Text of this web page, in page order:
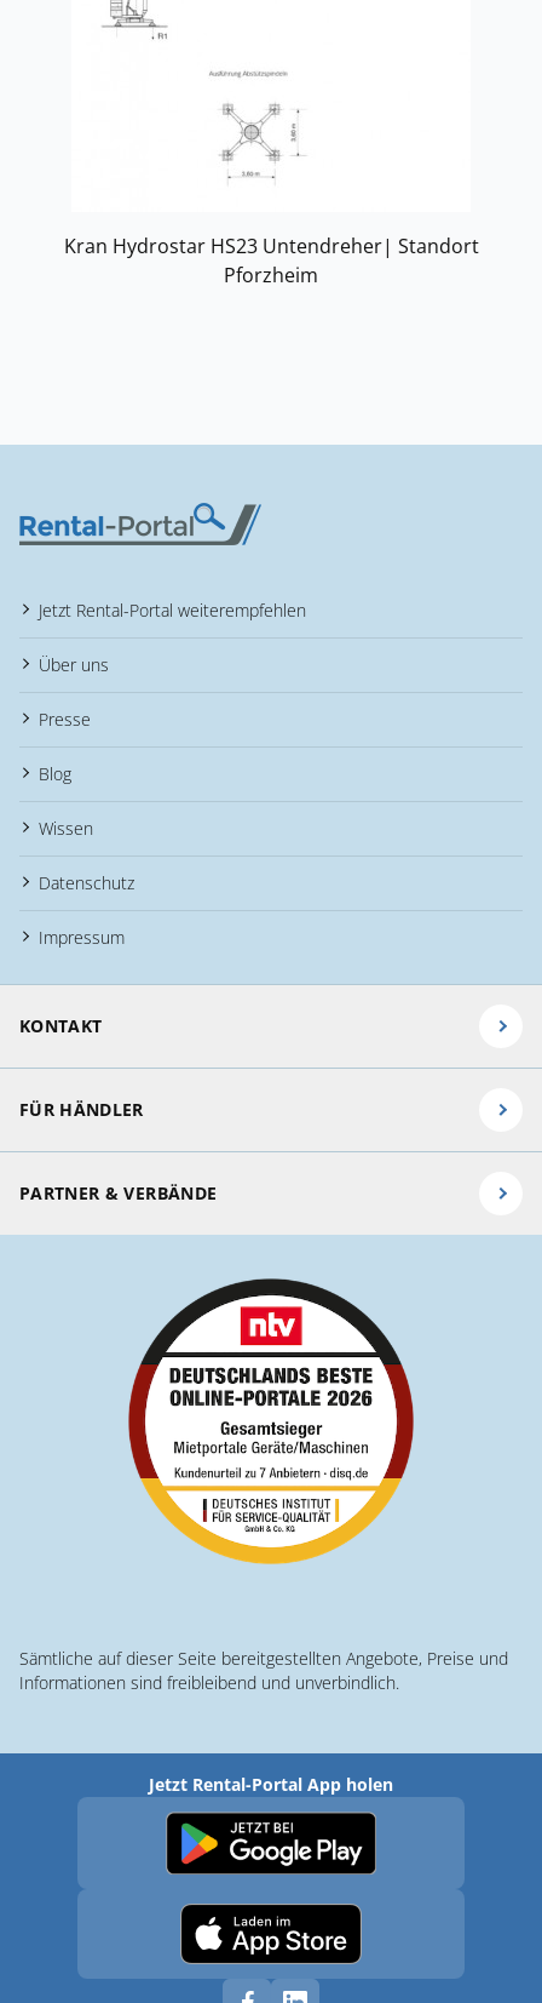
Kran Hydrostar HS23 Untendreher| Standort
Pforzheim
Jetzt Rental-Portal weiterempfehlen
Über uns
Presse
Blog
Wissen
Datenschutz
Impressum
KONTAKT
FÜR HÄNDLER
PARTNER & VERBÄNDE
Sämtliche auf dieser Seite bereitgestellten Angebote, Preise und
Informationen sind freibleibend und unverbindlich.
Jetzt Rental-Portal App holen